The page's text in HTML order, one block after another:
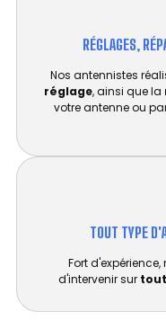
RÉGLAGES,
Nos antennistes
réglage, ainsi que la
votre antenne ou
TOUT TYPE
Fort
d'intervenir sur